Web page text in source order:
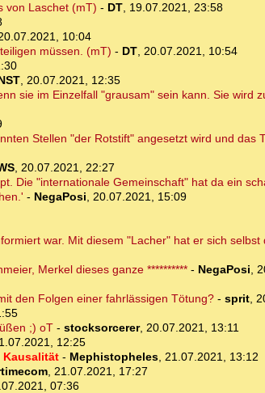
von Laschet (mT) - DT, 19.07.2021, 23:58
10:04
müssen. (mT) - DT, 20.07.2021, 10:54
, 20.07.2021, 12:35
sie im Einzelfall "grausam" sein kann. Sie wird
Stellen "der Rotstift" angesetzt wird und das
, 20.07.2021, 22:27
Die "internationale Gemeinschaft" hat da ein
- NegaPosi, 20.07.2021, 15:09
war. Mit diesem "Lacher" hat er sich
Merkel dieses ganze **********- NegaPosi,
den Folgen einer fahrlässigen Tötung?- sprit,
;) oT- stocksorcerer, 20.07.2021, 13:11
12:25
Kausalität- Mephistopheles, 21.07.2021, 13:12
, 21.07.2021, 17:27
07:36